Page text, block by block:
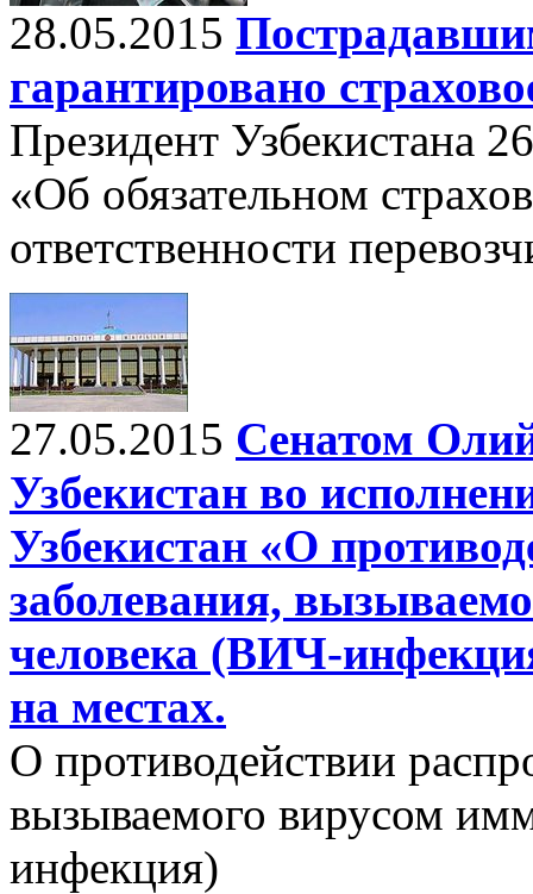
28.05.2015
гарантировано
Президент Узбекистана
«Об обязательном
ответственности
27.05.2015 Сенатом
Узбекистан во
Узбекистан «О
заболевания,
человека (ВИЧ-
на местах.
О противодействии
вызываемого вирусом
инфекция)